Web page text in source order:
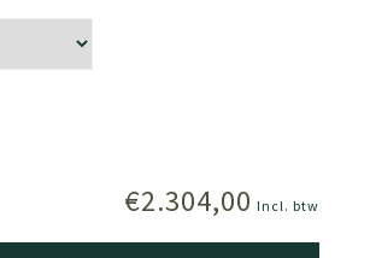
€2.304,00 Incl. btw